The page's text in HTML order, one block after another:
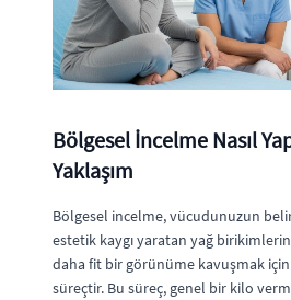
Bölgesel İncelme Nasıl
Yaklaşım
Bölgesel incelme, vücudunuzun
estetik kaygı yaratan yağ
daha fit bir görünüme kavuşmak
süreçtir. Bu süreç, genel bir kilo